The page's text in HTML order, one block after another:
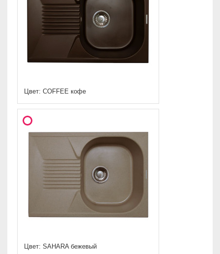
Цвет: COFFEE кофе
Цвет: SAHARA бежевый